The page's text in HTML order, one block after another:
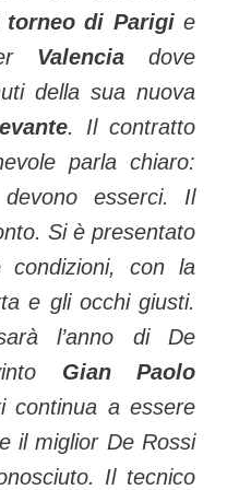
torneo di Parigie
Valenciadove
della sua nuova
. Il contratto
parla chiaro:
devono esserci. Il
Si è presentato
con la
e gli occhi giusti.
l’anno di De
Gian Paolo
continua a essere
il miglior De Rossi
Il tecnico